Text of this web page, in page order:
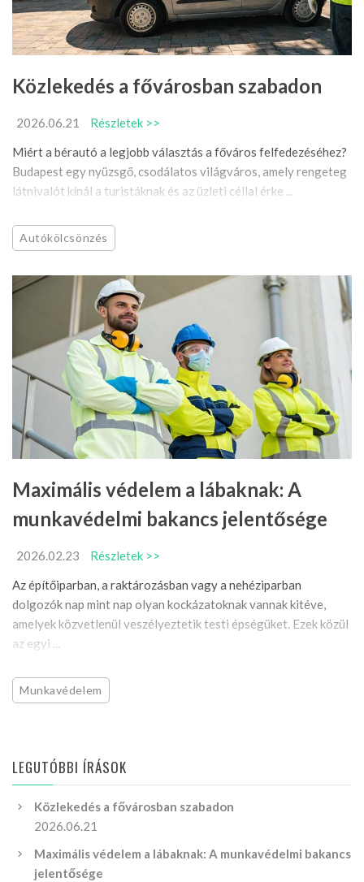
Közlekedés a fővárosban szabadon
2026.06.21
Részletek >>
Miért a bérautó a legjobb választás a főváros felfedezéséhez?
Budapest egy nyüzsgő, csodálatos világváros, amely rengeteg
látnivalót kínál a turistáknak és az üzleti céllal érke ...
Autókölcsönzés
Maximális védelem a lábaknak: A
munkavédelmi bakancs jelentősége
2026.02.23
Részletek >>
Az építőiparban, a raktározásban vagy a nehéziparban
dolgozók nap mint nap olyan kockázatoknak vannak kitéve,
amelyek közvetlenül veszélyeztetik testi épségüket. Ezek közül
az egyi ...
Munkavédelem
LEGUTÓBBI ÍRÁSOK
Közlekedés a fővárosban szabadon
2026.06.21
Maximális védelem a lábaknak: A munkavédelmi bakancs
jelentősége